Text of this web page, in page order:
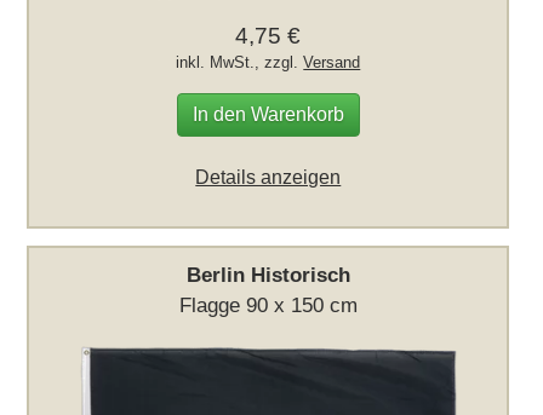
4,75 €
inkl. MwSt., zzgl.Versand
In den Warenkorb
Details anzeigen
Berlin Historisch
Flagge 90 x 150 cm